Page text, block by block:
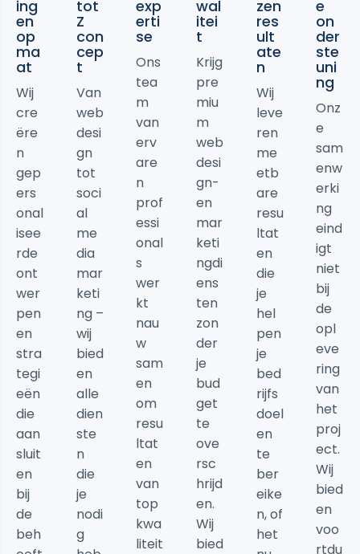
ing
en
op
ma
at
Wij
cre
ëre
n
gep
ers
onal
isee
rde
ont
wer
pen
en
stra
tegi
eën
die
aan
sluit
en
bij
de
beh
tot
Z
con
cep
t
Van
web
desi
gn
tot
soci
al
me
dia
mar
keti
ng –
wij
bied
en
alle
dien
ste
n
die
je
nodi
g
exp
erti
se
Ons
tea
m
van
erv
are
n
prof
essi
onal
s
wer
kt
nau
w
sam
en
om
resu
ltat
en
van
top
kwa
liteit
wal
itei
t
Krijg
pre
miu
m
web
desi
gn-
en
mar
keti
ngdi
ens
ten
zon
der
je
bud
get
te
ove
rsc
hrijd
en.
Wij
bied
zen
res
ult
ate
n
Wij
leve
ren
me
etb
are
resu
ltat
en
die
je
hel
pen
je
bed
rijfs
doel
en
te
ber
eike
n, of
het
e
on
der
ste
uni
ng
Onz
e
sam
enw
erki
ng
eind
igt
niet
bij
de
opl
eve
ring
van
het
proj
ect.
Wij
bied
en
voo
rtdu